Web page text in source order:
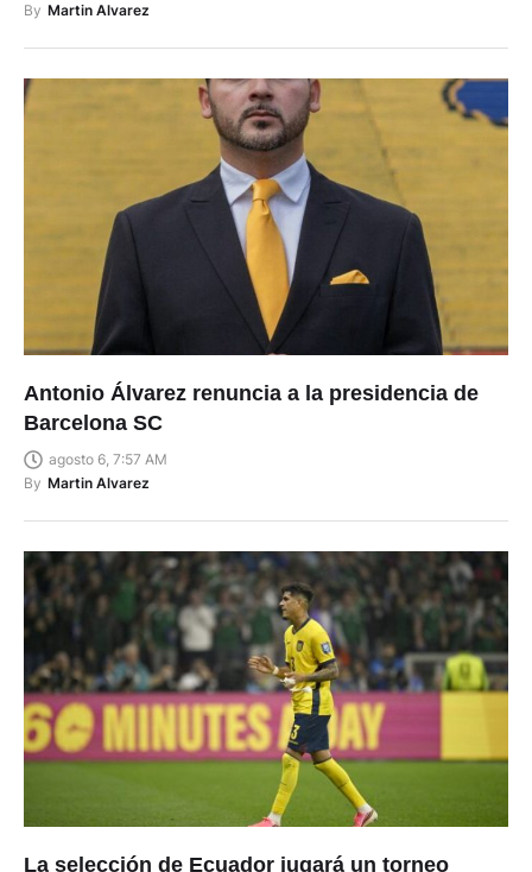
By Martin Alvarez
Antonio Álvarez renuncia a la presidencia de
Barcelona SC
agosto 6, 7:57 AM
By Martin Alvarez
La selección de Ecuador jugará un torneo